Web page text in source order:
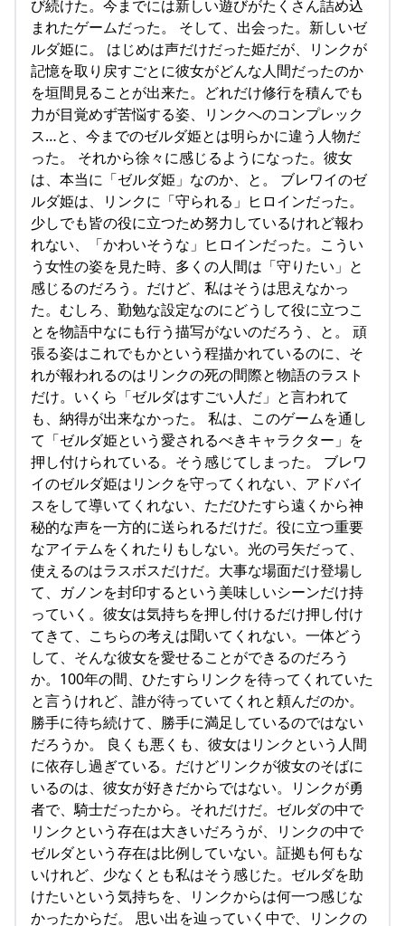
び続けた。今までには新しい遊びがたくさん詰め込
まれたゲームだった。 そして、出会った。新しいゼ
ルダ姫に。 はじめは声だけだった姫だが、リンクが
記憶を取り戻すごとに彼女がどんな人間だったのか
を垣間見ることが出来た。どれだけ修行を積んでも
力が目覚めず苦悩する姿、リンクへのコンプレック
ス…と、今までのゼルダ姫とは明らかに違う人物だ
った。 それから徐々に感じるようになった。彼女
は、本当に「ゼルダ姫」なのか、と。 ブレワイのゼ
ルダ姫は、リンクに「守られる」ヒロインだった。
少しでも皆の役に立つため努力しているけれど報わ
れない、「かわいそうな」ヒロインだった。こうい
う女性の姿を見た時、多くの人間は「守りたい」と
感じるのだろう。だけど、私はそうは思えなかっ
た。むしろ、勤勉な設定なのにどうして役に立つこ
とを物語中なにも行う描写がないのだろう、と。 頑
張る姿はこれでもかという程描かれているのに、そ
れが報われるのはリンクの死の間際と物語のラスト
だけ。いくら「ゼルダはすごい人だ」と言われて
も、納得が出来なかった。 私は、このゲームを通し
て「ゼルダ姫という愛されるべきキャラクター」を
押し付けられている。そう感じてしまった。 ブレワ
イのゼルダ姫はリンクを守ってくれない、アドバイ
スをして導いてくれない、ただひたすら遠くから神
秘的な声を一方的に送られるだけだ。役に立つ重要
なアイテムをくれたりもしない。光の弓矢だって、
使えるのはラスボスだけだ。大事な場面だけ登場し
て、ガノンを封印するという美味しいシーンだけ持
っていく。彼女は気持ちを押し付けるだけ押し付け
てきて、こちらの考えは聞いてくれない。一体どう
して、そんな彼女を愛せることができるのだろう
か。100年の間、ひたすらリンクを待ってくれていた
と言うけれど、誰が待っていてくれと頼んだのか。
勝手に待ち続けて、勝手に満足しているのではない
だろうか。 良くも悪くも、彼女はリンクという人間
に依存し過ぎている。だけどリンクが彼女のそばに
いるのは、彼女が好きだからではない。リンクが勇
者で、騎士だったから。それだけだ。ゼルダの中で
リンクという存在は大きいだろうが、リンクの中で
ゼルダという存在は比例していない。証拠も何もな
いけれど、少なくとも私はそう感じた。ゼルダを助
けたいという気持ちを、リンクからは何一つ感じな
かったからだ。 思い出を辿っていく中で、リンクの